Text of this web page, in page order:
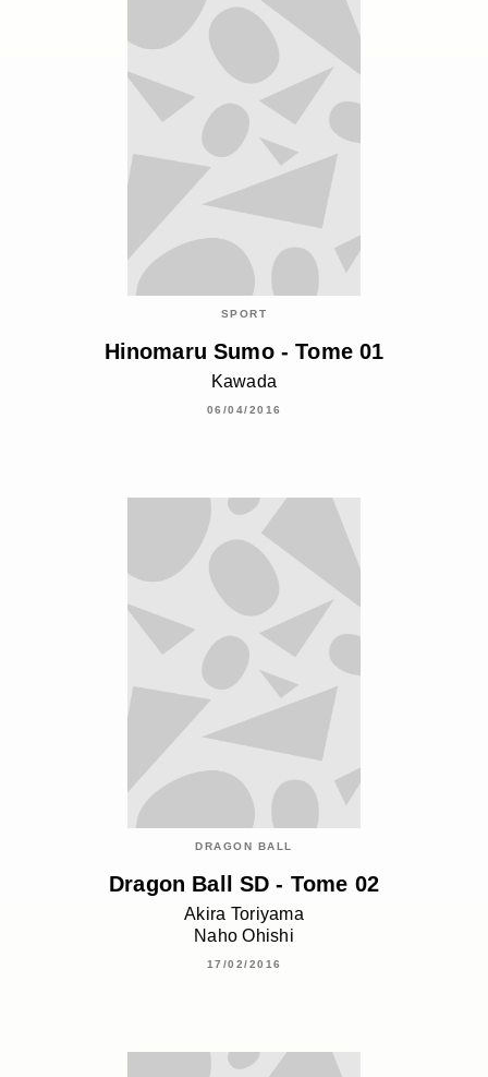
SPORT
Hinomaru Sumo - Tome 01
Kawada
06/04/2016
DRAGON BALL
Dragon Ball SD - Tome 02
Akira Toriyama
Naho Ohishi
17/02/2016